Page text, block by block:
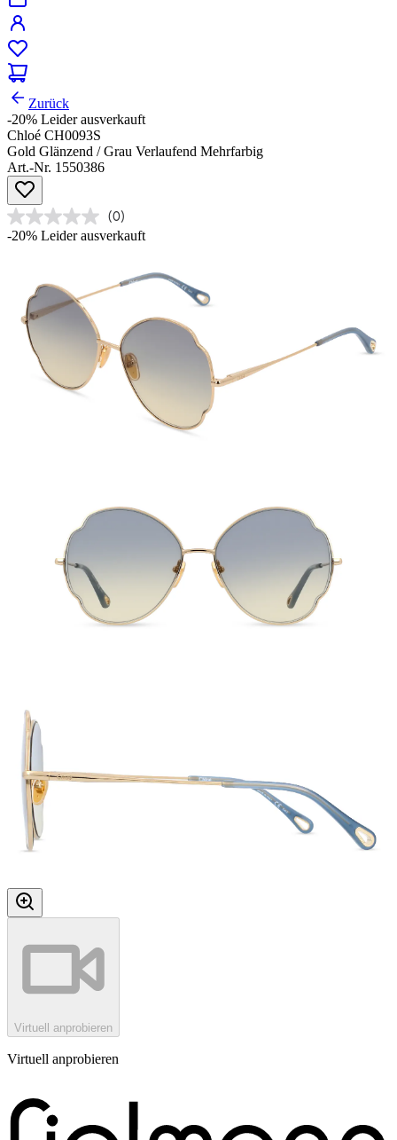
Zurück
-20% Leider ausverkauft
Chloé CH0093S
Gold Glänzend / Grau Verlaufend Mehrfarbig
Art.-Nr. 1550386
(0)
-20% Leider ausverkauft
Virtuell anprobieren
Virtuell anprobieren